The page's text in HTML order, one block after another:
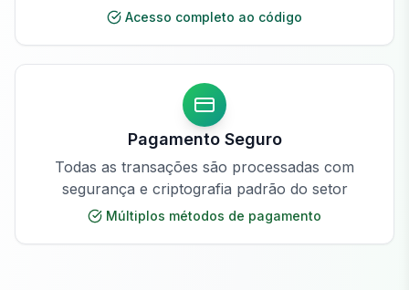
Acesso completo ao código
Pagamento Seguro
Todas as transações são processadas com
segurança e criptografia padrão do setor
Múltiplos métodos de pagamento